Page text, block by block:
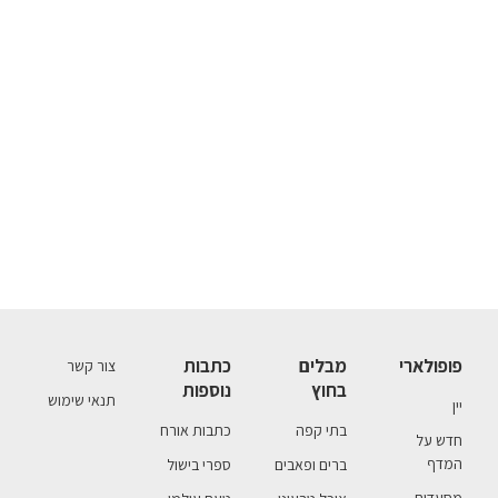
פופולארי
יין
חדש על
המדף
מבלים
בחוץ
בתי קפה
ברים ופאבים
כתבות
נוספות
כתבות אורח
ספרי בישול
צור קשר
תנאי שימוש